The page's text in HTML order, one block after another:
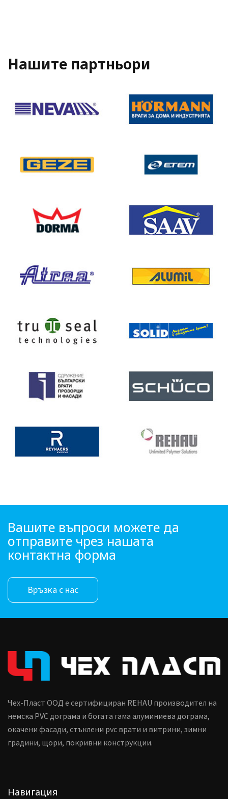
Нашите партньори
Вашите въпроси можете да
отправите чрез нашата
контактна форма
Връзка с нас
Чех-Пласт ООД е сертифициран REHAU производител на
немска PVC дограма и богата гама алуминиева дограма,
окачени фасади, стъклени pvc врати и витрини, зимни
градини, щори, покривни конструкции.
Навигация